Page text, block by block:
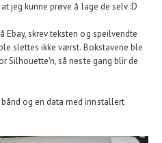
jeg kunne prøve å lage de selv :D
Ebay, skrev teksten og speilvendte
slettes ikke værst. Bokstavene ble
Silhouette'n, så neste gang blir de
og en data med innstallert